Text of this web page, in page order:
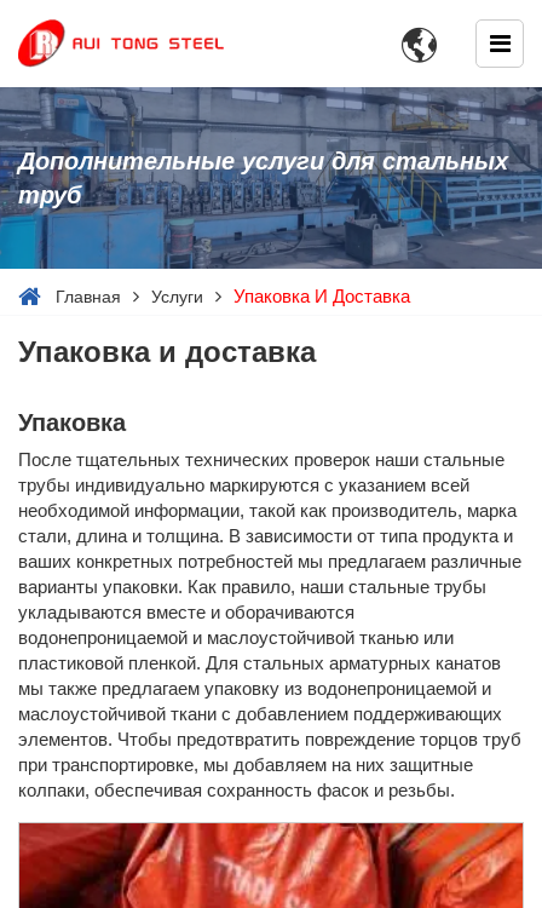

Дополнительные услуги для стальных
труб
Главная Услуги Упаковка И Доставка
Упаковка и доставка
Упаковка
После тщательных технических проверок наши стальные
трубы индивидуально маркируются с указанием всей
необходимой информации, такой как производитель, марка
стали, длина и толщина. В зависимости от типа продукта и
ваших конкретных потребностей мы предлагаем различные
варианты упаковки. Как правило, наши стальные трубы
укладываются вместе и оборачиваются
водонепроницаемой и маслоустойчивой тканью или
пластиковой пленкой. Для стальных арматурных канатов
мы также предлагаем упаковку из водонепроницаемой и
маслоустойчивой ткани с добавлением поддерживающих
элементов. Чтобы предотвратить повреждение торцов труб
при транспортировке, мы добавляем на них защитные
колпаки, обеспечивая сохранность фасок и резьбы.